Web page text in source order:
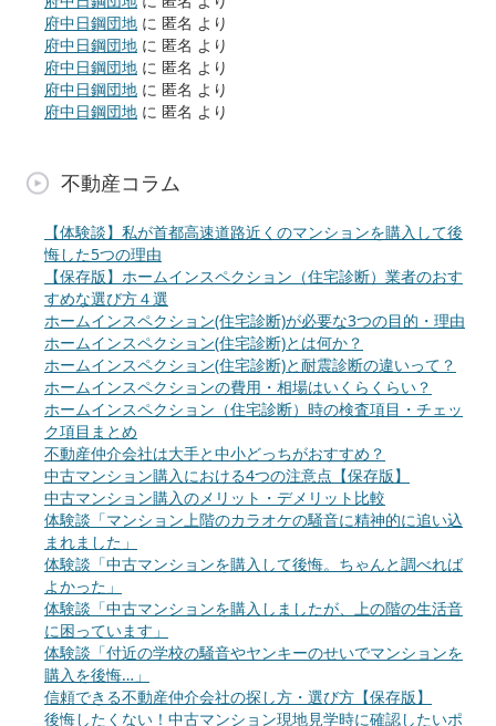
府中日鋼団地 に 匿名 より
府中日鋼団地 に 匿名 より
府中日鋼団地 に 匿名 より
府中日鋼団地 に 匿名 より
府中日鋼団地 に 匿名 より
不動産コラム
【体験談】私が首都高速道路近くのマンションを購入して後
悔した5つの理由
【保存版】ホームインスペクション（住宅診断）業者のおす
すめな選び方４選
ホームインスペクション(住宅診断)が必要な3つの目的・理由
ホームインスペクション(住宅診断)とは何か？
ホームインスペクション(住宅診断)と耐震診断の違いって？
ホームインスペクションの費用・相場はいくらくらい？
ホームインスペクション（住宅診断）時の検査項目・チェッ
ク項目まとめ
不動産仲介会社は大手と中小どっちがおすすめ？
中古マンション購入における4つの注意点【保存版】
中古マンション購入のメリット・デメリット比較
体験談「マンション上階のカラオケの騒音に精神的に追い込
まれました」
体験談「中古マンションを購入して後悔。ちゃんと調べれば
よかった」
体験談「中古マンションを購入しましたが、上の階の生活音
に困っています」
体験談「付近の学校の騒音やヤンキーのせいでマンションを
購入を後悔…」
信頼できる不動産仲介会社の探し方・選び方【保存版】
後悔したくない！中古マンション現地見学時に確認したいポ